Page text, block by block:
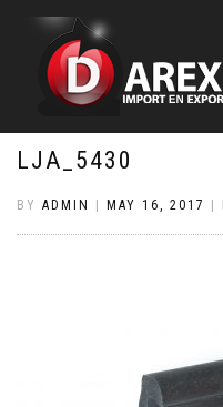
LJA_5430
BY ADMIN MAY 16, 2017